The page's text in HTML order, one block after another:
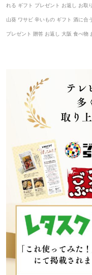
れる ギフト プレゼント お返し お取
山葵 ワサビ 辛いもの ギフト 酒に合
プレゼント 贈答 お返し 大阪 食べ物